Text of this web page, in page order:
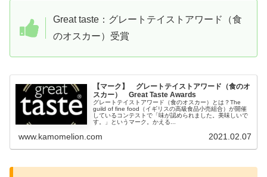
Great taste：グレートテイストアワード（食
のオスカー）受賞
【マーク】 グレートテイストアワード（食のオ
スカー） Great Taste Awards
グレートテイストアワード（食のオスカー）とは？The
guild of fine food（イギリスの高級食品小売組合）が開催
しているコンテストで「味が認められました。美味しいで
す。」というマーク。かえる...
www.kamomelion.com 2021.02.07